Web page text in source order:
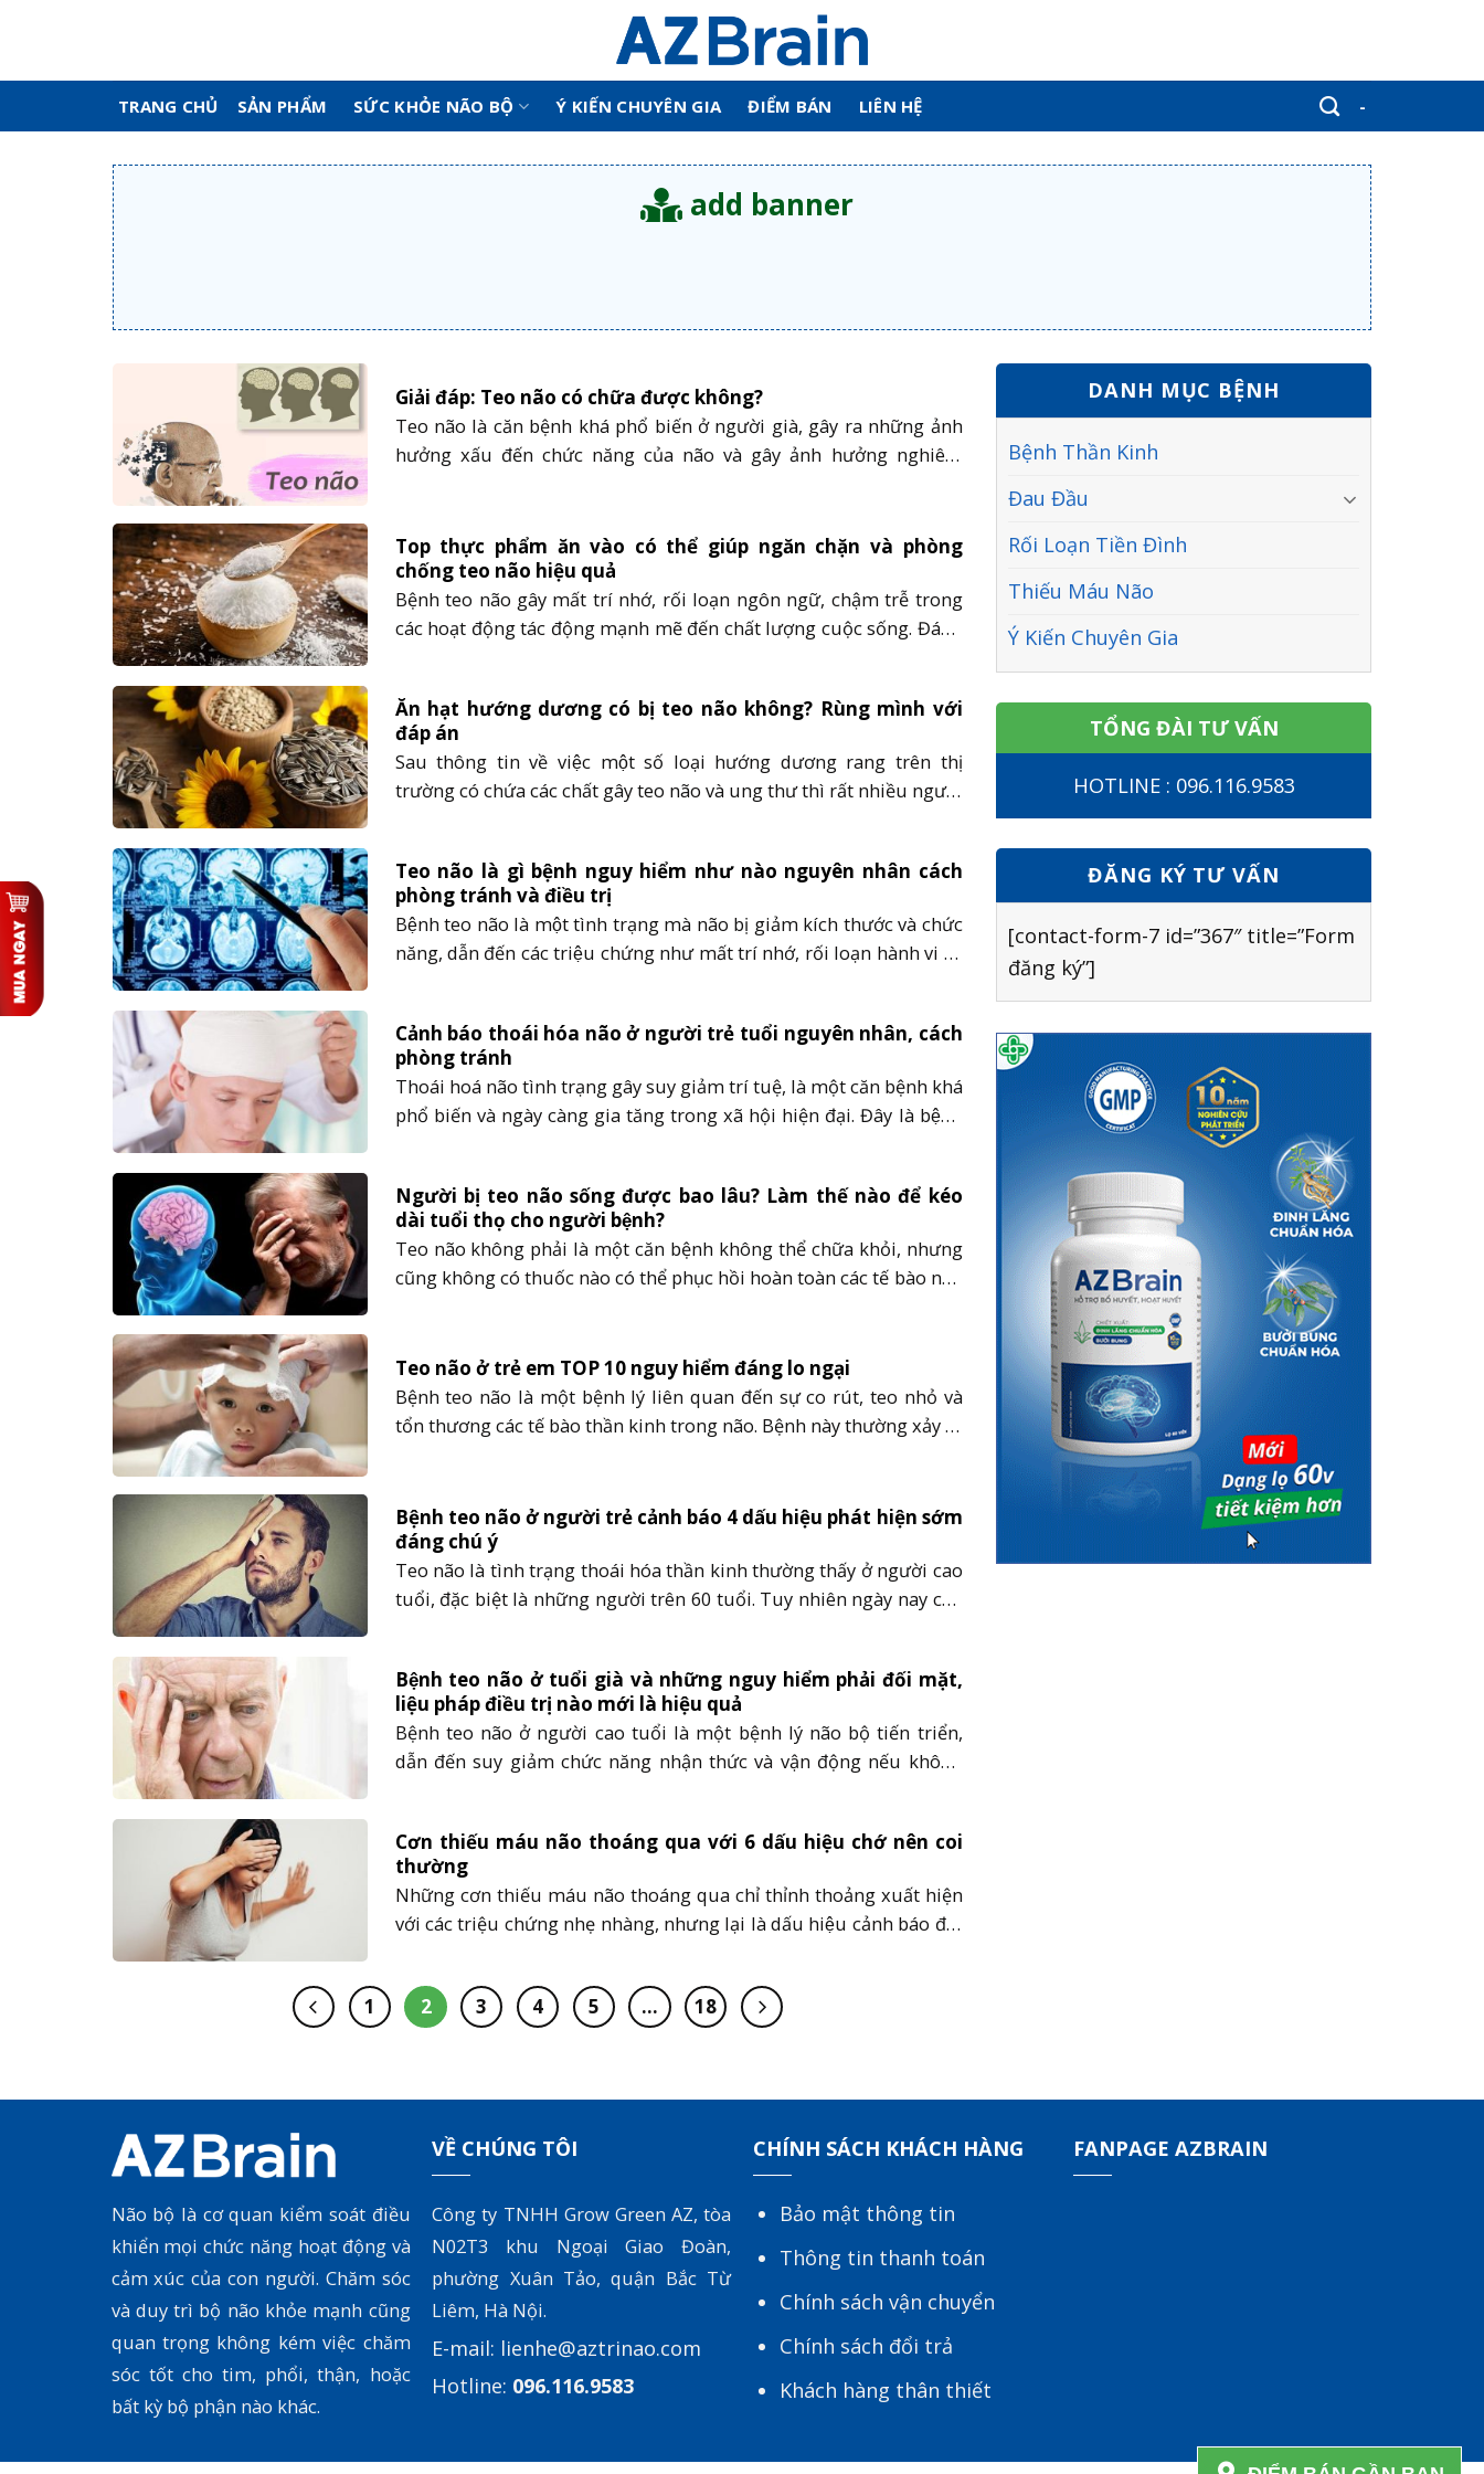
content
TRANG CHỦ SẢN PHẨM SỨC KHỎE NÃO BỘ Ý KIẾN CHUYÊN GIA ĐIỂM BÁN LIÊN HỆ -
add banner
Giải đáp: Teo não có chữa được không?
Teo não là căn bệnh khá phổ biến ở người già, gây ra những ảnh
hưởng xấu đến chức năng của não và gây ảnh hưởng nghiêm
bệnh......
Top thực phẩm ăn vào có thể giúp ngăn chặn và phòng
chống teo não hiệu quả
Bệnh teo não gây mất trí nhớ, rối loạn ngôn ngữ, chậm trễ trong
các hoạt động tác động mạnh mẽ đến chất lượng cuộc sống. Đáng
trạng......
Ăn hạt hướng dương có bị teo não không? Rùng mình với
đáp án
Sau thông tin về việc một số loại hướng dương rang trên thị
trường có chứa các chất gây teo não và ung thư thì rất nhiều người
Teo não là gì bệnh nguy hiểm như nào nguyên nhân cách
phòng tránh và điều trị
Bệnh teo não là một tình trạng mà não bị giảm kích thước và chức
năng, dẫn đến các triệu chứng như mất trí nhớ, rối loạn hành vi và
Cảnh báo thoái hóa não ở người trẻ tuổi nguyên nhân, cách
phòng tránh
Thoái hoá não tình trạng gây suy giảm trí tuệ, là một căn bệnh khá
phổ biến và ngày càng gia tăng trong xã hội hiện đại. Đây là bệnh
Người bị teo não sống được bao lâu? Làm thế nào để kéo
dài tuổi thọ cho người bệnh?
Teo não không phải là một căn bệnh không thể chữa khỏi, nhưng
cũng không có thuốc nào có thể phục hồi hoàn toàn các tế bào não
Teo não ở trẻ em TOP 10 nguy hiểm đáng lo ngại
Bệnh teo não là một bệnh lý liên quan đến sự co rút, teo nhỏ và
tổn thương các tế bào thần kinh trong não. Bệnh này thường xảy ra
Bệnh teo não ở người trẻ cảnh báo 4 dấu hiệu phát hiện sớm
đáng chú ý
Teo não là tình trạng thoái hóa thần kinh thường thấy ở người cao
tuổi, đặc biệt là những người trên 60 tuổi. Tuy nhiên ngày nay căn
qua......
Bệnh teo não ở tuổi già và những nguy hiểm phải đối mặt,
liệu pháp điều trị nào mới là hiệu quả
Bệnh teo não ở người cao tuổi là một bệnh lý não bộ tiến triển,
dẫn đến suy giảm chức năng nhận thức và vận động nếu không
Cơn thiếu máu não thoáng qua với 6 dấu hiệu chớ nên coi
thường
Những cơn thiếu máu não thoáng qua chỉ thỉnh thoảng xuất hiện
với các triệu chứng nhẹ nhàng, nhưng lại là dấu hiệu cảnh báo đột
thoáng qua là gì và biểu hiện ra sao? Làm sao để phòng ngừa
đột......
1 2 3 4 5 … 18
DANH MỤC BỆNH
Bệnh Thần Kinh
Đau Đầu
Rối Loạn Tiền Đình
Thiếu Máu Não
Ý Kiến Chuyên Gia
TỔNG ĐÀI TƯ VẤN
HOTLINE : 096.116.9583
ĐĂNG KÝ TƯ VẤN
[contact-form-7 id=”367″ title=”Form
đăng ký”]
Não bộ là cơ quan kiểm soát điều
khiển mọi chức năng hoạt động và
cảm xúc của con người. Chăm sóc
và duy trì bộ não khỏe mạnh cũng
quan trọng không kém việc chăm
sóc tốt cho tim, phổi, thận, hoặc
bất kỳ bộ phận nào khác.
VỀ CHÚNG TÔI
Công ty TNHH Grow Green AZ, tòa
N02T3 khu Ngoại Giao Đoàn,
phường Xuân Tảo, quận Bắc Từ
Liêm, Hà Nội.
E-mail: lienhe@aztrinao.com
Hotline: 096.116.9583
CHÍNH SÁCH KHÁCH HÀNG
Bảo mật thông tin
Thông tin thanh toán
Chính sách vận chuyển
Chính sách đổi trả
Khách hàng thân thiết
FANPAGE AZBRAIN